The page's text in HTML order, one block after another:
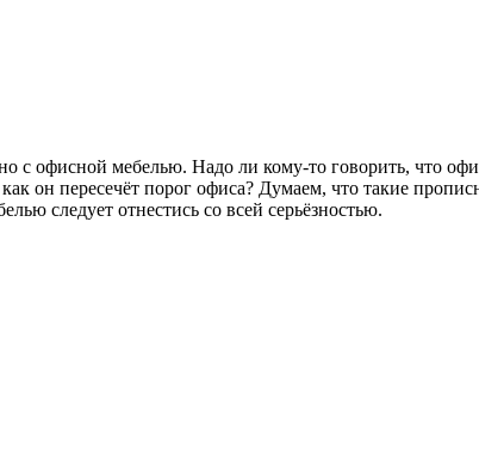
с офисной мебелью. Надо ли кому-то говорить, что
как он пересечёт порог офиса? Думаем, что такие
следует отнестись со всей серьёзностью.